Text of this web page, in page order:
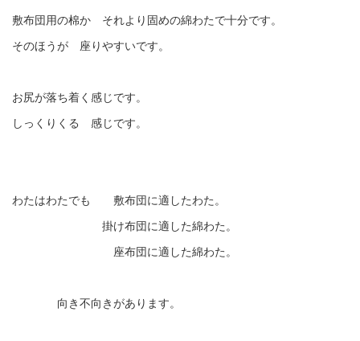
敷布団用の棉か それより固めの綿わたで十分です。
そのほうが 座りやすいです。
お尻が落ち着く感じです。
しっくりくる 感じです。
わたはわたでも 敷布団に適したわた。
掛け布団に適した綿わた。
座布団に適した綿わた。
向き不向きがあります。